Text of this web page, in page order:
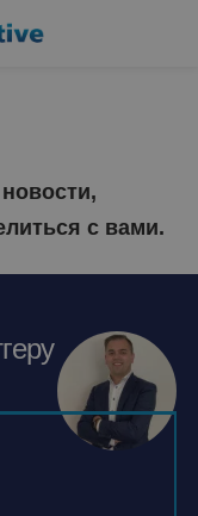
с вами.